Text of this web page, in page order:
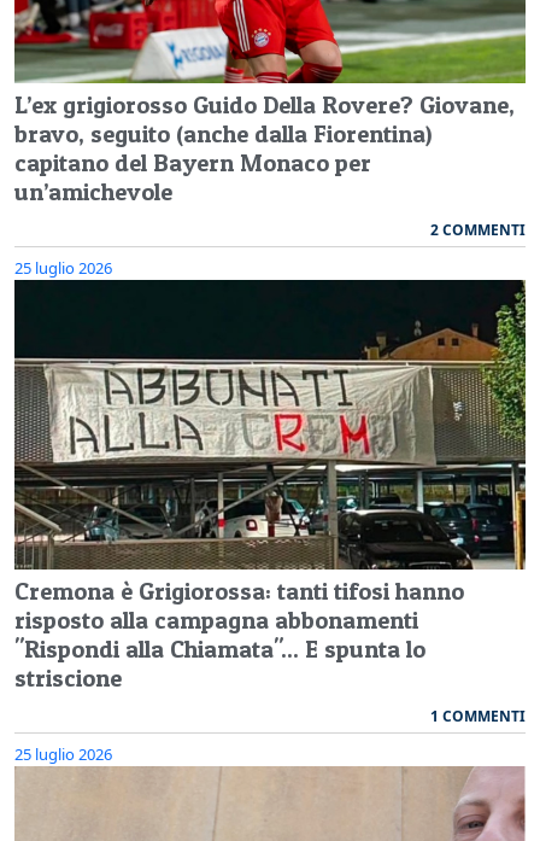
L’ex grigiorosso Guido Della Rovere? Giovane,
bravo, seguito (anche dalla Fiorentina)
capitano del Bayern Monaco per
un’amichevole
2 COMMENTI
25 luglio 2026
Cremona è Grigiorossa: tanti tifosi hanno
risposto alla campagna abbonamenti
"Rispondi alla Chiamata"... E spunta lo
striscione
1 COMMENTI
25 luglio 2026